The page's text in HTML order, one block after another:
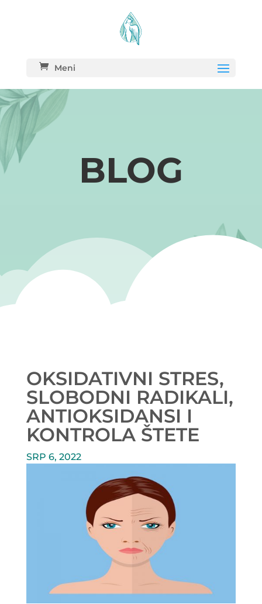
Meni
BLOG
OKSIDATIVNI STRES,
SLOBODNI RADIKALI,
ANTIOKSIDANSI I
KONTROLA ŠTETE
SRP 6, 2022